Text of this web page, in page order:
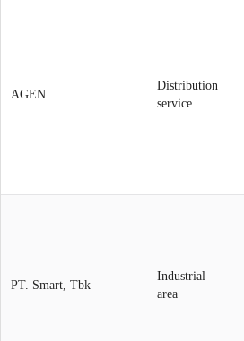
AGEN
Distribution
service
PT. Smart, Tbk
Industrial
area